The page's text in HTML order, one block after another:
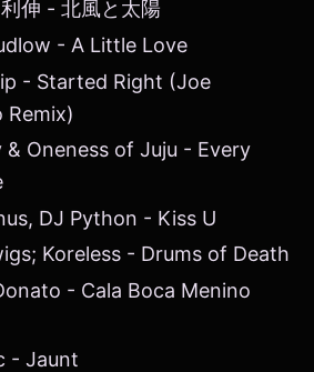
伸 - 北風と太陽
- A Little Love
- Started Right (Joe
Remix)
Oneness of Juju - Every
DJ Python - Kiss U
Koreless - Drums of Death
- Cala Boca Menino
- Jaunt